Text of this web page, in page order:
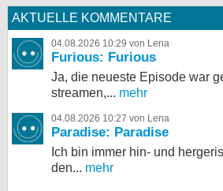
AKTUELLE KOMMENTARE
04.08.2026 10:29 von Lena
Furious: Furious
Ja, die neueste Episode war
streamen,... mehr
04.08.2026 10:27 von Lena
Paradise: Paradise
Ich bin immer hin- und
den... mehr